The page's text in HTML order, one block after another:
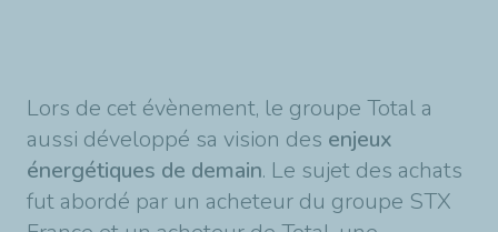
Lors de cet évènement, le groupe Total a
aussi développé sa vision des enjeux
énergétiques de demain. Le sujet des achats
fut abordé par un acheteur du groupe STX